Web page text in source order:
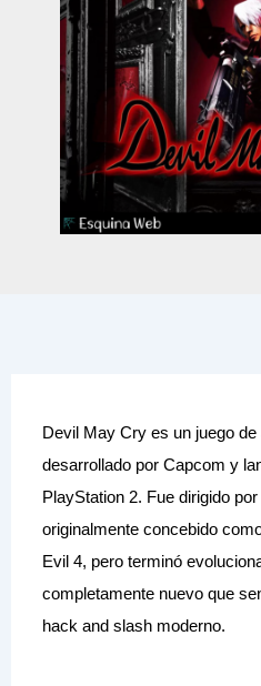
Devil May Cry es un juego
desarrollado por Capcom y
PlayStation 2. Fue dirigido
originalmente concebido
Evil 4, pero terminó
completamente nuevo que
hack and slash moderno.